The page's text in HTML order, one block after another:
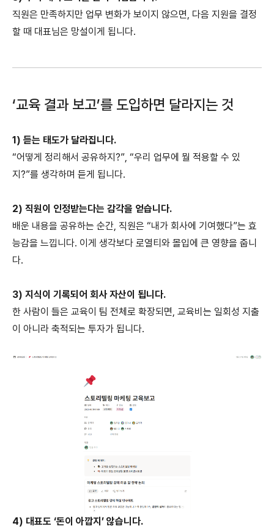
직원은 만족하지만 업무 변화가 보이지 않으면, 다음 지원을 결정
할 때 대표님은 망설이게 됩니다.
‘교육 결과 보고’를 도입하면 달라지는 것
1) 듣는 태도가 달라집니다.
“어떻게 정리해서 공유하지?”, “우리 업무에 뭘 적용할 수 있
지?”를 생각하며 듣게 됩니다.
2) 직원이 인정받는다는 감각을 얻습니다.
배운 내용을 공유하는 순간, 직원은 “내가 회사에 기여했다”는 효
능감을 느낍니다. 이게 생각보다 로열티와 몰입에 큰 영향을 줍니
다.
3) 지식이 기록되어 회사 자산이 됩니다.
한 사람이 들은 교육이 팀 전체로 확장되면, 교육비는 일회성 지출
이 아니라 축적되는 투자가 됩니다.
4) 대표도 ‘돈이 아깝지’ 않습니다.